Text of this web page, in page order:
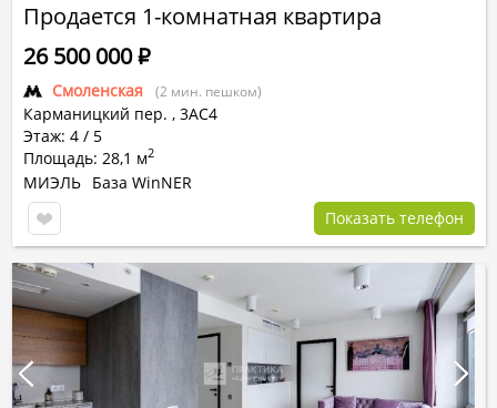
Продается 1-комнатная квартира
Смоленская (2 мин. пешком)
Карманицкий пер. , 3АС4
Этаж: 4 / 5
Площадь: 28,1 м2
26 500 000Р
МИЭЛЬ База WinNER
Показать телефон